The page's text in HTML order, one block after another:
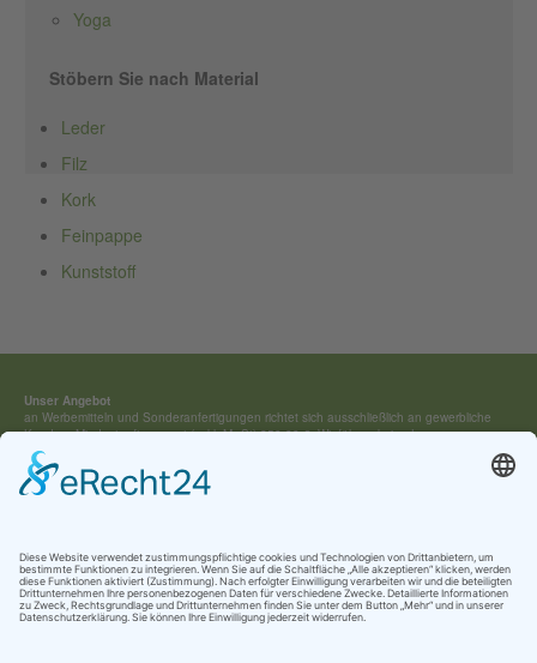
Yoga
Stöbern Sie nach Material
Leder
Filz
Kork
Feinpappe
Kunststoff
Unser Angebot
an Werbemitteln und Sonderan­fertigungen richtet sich ausschließ­lich an gewerbliche
Kunden. Mindestauftragswert (exkl. MwSt) 250,00 €. Wir führen keine Lagerware,
sondern fertigen jedes Werbemittel individuell für Sie an.
Kontakt:
Tel.: +49 (0) 4154 / 7 95 40-0
Erfahren Sie mehr überunsere Geschichteals traditionsreiches Familienunternehmen
und lernen Sieunsere WerteundKatalogekennen.
Kontakt